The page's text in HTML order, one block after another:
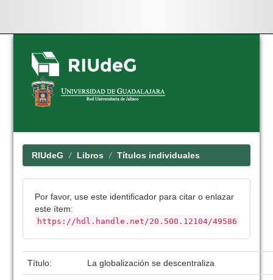
Skip
navigation
RIUdeG Libros Títulos individuales
Por favor, use este identificador para citar o enlazar
este ítem:
https://hdl.handle.net/20.500.12104/49586
Título: La globalización se descentraliza